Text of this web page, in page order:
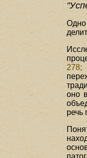
Одно
278;
оно
речь